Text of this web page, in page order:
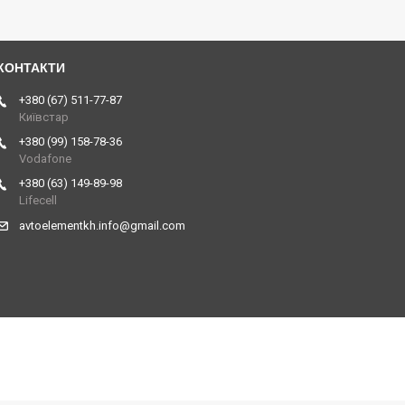
+380 (67) 511-77-87
Київстар
+380 (99) 158-78-36
Vodafone
+380 (63) 149-89-98
Lifecell
avtoelementkh.info@gmail.com